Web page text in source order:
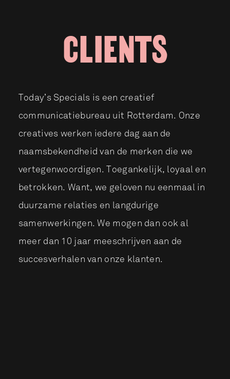
CLIENTS
Today’s Specials is een creatief
communicatiebureau uit Rotterdam. Onze
creatives werken iedere dag aan de
naamsbekendheid van de merken die we
vertegenwoordigen. Toegankelijk, loyaal en
betrokken. Want, we geloven nu eenmaal in
duurzame relaties en langdurige
samenwerkingen. We mogen dan ook al
meer dan 10 jaar meeschrijven aan de
succesverhalen van onze klanten.